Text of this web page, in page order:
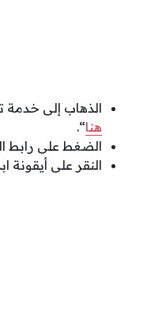
الذهاب إلى خدمة
هنا“.
الضغط على رابط
النقر على أيقونة